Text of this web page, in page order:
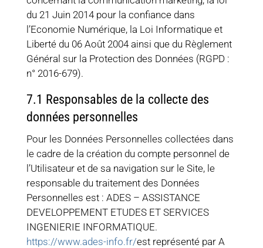
du 21 Juin 2014 pour la confiance dans
l’Economie Numérique, la Loi Informatique et
Liberté du 06 Août 2004 ainsi que du Règlement
Général sur la Protection des Données (RGPD :
n° 2016-679).
7.1 Responsables de la collecte des
données personnelles
Pour les Données Personnelles collectées dans
le cadre de la création du compte personnel de
l’Utilisateur et de sa navigation sur le Site, le
responsable du traitement des Données
Personnelles est : ADES – ASSISTANCE
DEVELOPPEMENT ETUDES ET SERVICES
INGENIERIE INFORMATIQUE.
https://www.ades-info.fr/est représenté par A